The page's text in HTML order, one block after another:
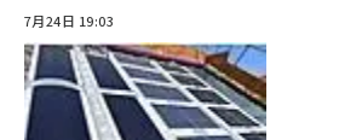
7月24日 19:03